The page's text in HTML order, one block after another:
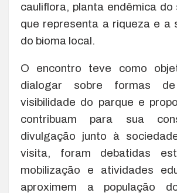
cauliflora, planta endêmica do
que representa a riqueza e a
do bioma local.
O encontro teve como
dialogar sobre formas
visibilidade do parque e
contribuam para sua
divulgação junto à
visita, foram debatidas
mobilização e atividades
aproximem a população